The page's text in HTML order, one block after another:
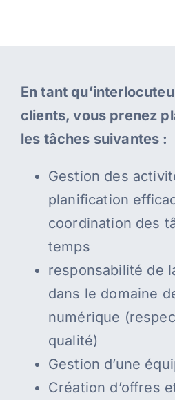
En tant
clients, vous prenez
les tâches suivantes :
Gestion des
planification
coordination des
temps
responsabilité de
dans le domaine
numérique
qualité)
Gestion d’une
Création d’offres